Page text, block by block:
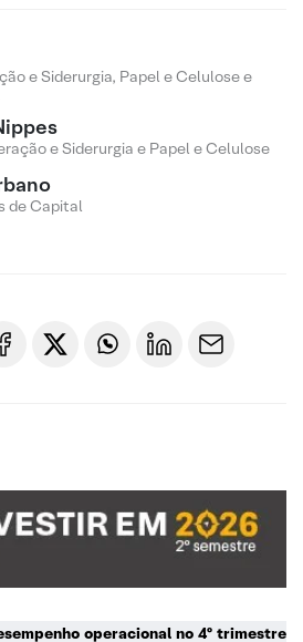
e Siderurgia, Papel e Celulose e
e Siderurgia e Papel e Celulose
de Capital
operacional no 4º trimestre